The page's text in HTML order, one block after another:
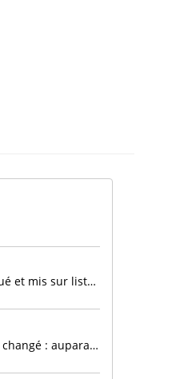
message vocal = numéro bloqué et mis sur liste noire sous deux heures. Numéro non bloqué et la liste noire n'existe pas ! Numéro 88800 surtaxé ?
Malheureusement Call. plus a changé : auparavant on pouvait voir les autres commentaires...